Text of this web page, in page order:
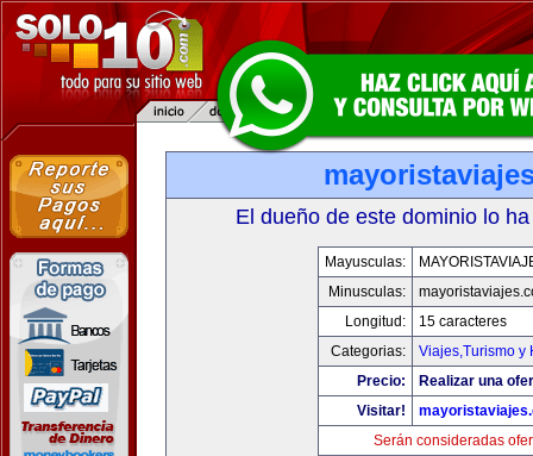
El dueño de este dominio lo
Mayusculas:
Minusculas:
Longitud:
15 caracteres
Categorias:
Viajes,Turismo y
Precio:
Realizar una
Visitar!
Serán consideradas